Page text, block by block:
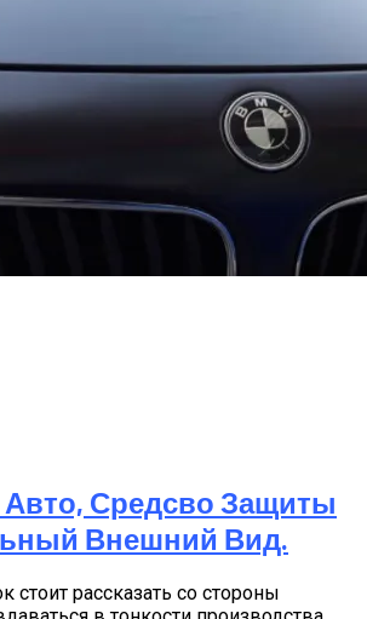
Авто, Средсво Защиты
Внешний Вид.
стоит рассказать со стороны